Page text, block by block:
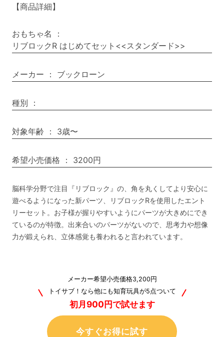
【商品詳細】
おもちゃ名 ：
リブロックR はじめてセット<<スタンダード>>
メーカー ： ブックローン
種別 ：
対象年齢 ： 3歳〜
希望小売価格 ： 3200円
脳科学分野で注目『リブロック』の、角を丸くしてより安心に
遊べるようになった新パーツ、リブロックRを使用したエント
リーセット。お子様が握りやすいようにパーツが大きめにでき
ているのが特徴。出来合いのパーツがないので、思考力や想像
力が鍛えられ、立体感覚も養われると言われています。
メーカー希望小売価格3,200円
トイサブ！なら他にも知育玩具が5点ついて
初月900円で試せます
今すぐお得に試す